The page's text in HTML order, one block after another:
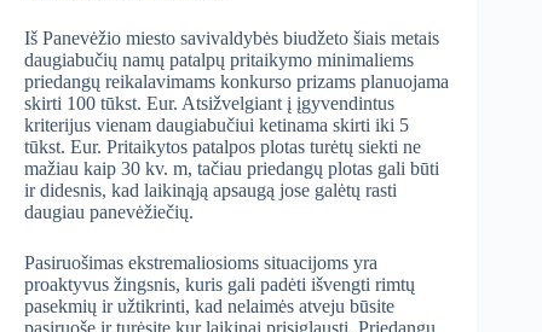
Iš Panevėžio miesto savivaldybės biudžeto šiais metais
daugiabučių namų patalpų pritaikymo minimaliems
priedangų reikalavimams konkurso prizams planuojama
skirti 100 tūkst. Eur. Atsižvelgiant į įgyvendintus
kriterijus vienam daugiabučiui ketinama skirti iki 5
tūkst. Eur. Pritaikytos patalpos plotas turėtų siekti ne
mažiau kaip 30 kv. m, tačiau priedangų plotas gali būti
ir didesnis, kad laikinąją apsaugą jose galėtų rasti
daugiau panevėžiečių.
Pasiruošimas ekstremaliosioms situacijoms yra
proaktyvus žingsnis, kuris gali padėti išvengti rimtų
pasekmių ir užtikrinti, kad nelaimės atveju būsite